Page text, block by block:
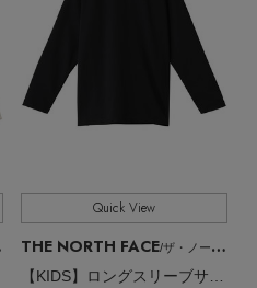
Quick View
THE NORTH FACE/ザ・ノース・フェイス